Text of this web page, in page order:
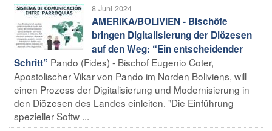
8 Juni 2024
AMERIKA/BOLIVIEN - Bischöfe
bringen Digitalisierung der Diözesen
auf den Weg: “Ein entscheidender
Schritt” Pando (Fides) - Bischof Eugenio Coter,
Apostolischer Vikar von Pando im Norden Boliviens, will
einen Prozess der Digitalisierung und Modernisierung in
den Diözesen des Landes einleiten. "Die Einführung
spezieller Softw ...